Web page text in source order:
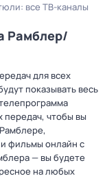
все ТВ-каналы
Рамблер/
для всех
показывать весь
передач, чтобы вы
фильмы онлайн с
— вы будете
на любых